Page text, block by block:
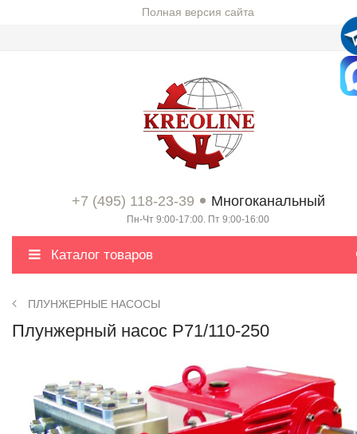
Полная версия сайта
+7 (495) 118-23-39 Многоканальный
Пн-Чт 9:00-17:00. Пт 9:00-16:00
Каталог товаров
ПЛУНЖЕРНЫЕ НАСОСЫ
Плунжерный насос P71/110-250